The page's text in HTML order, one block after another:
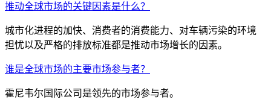
推动全球市场的关键因素是什么？
城市化进程的加快、消费者的消费能力、对车辆污染的环境
担忧以及严格的排放标准都是推动市场增长的因素。
谁是全球市场的主要市场参与者？
霍尼韦尔国际公司是领先的市场参与者。